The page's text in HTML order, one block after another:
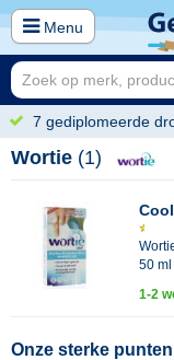
Menu
7 gediplomeerde
Wortie (1)
50 ml
1-2
Onze sterke punten